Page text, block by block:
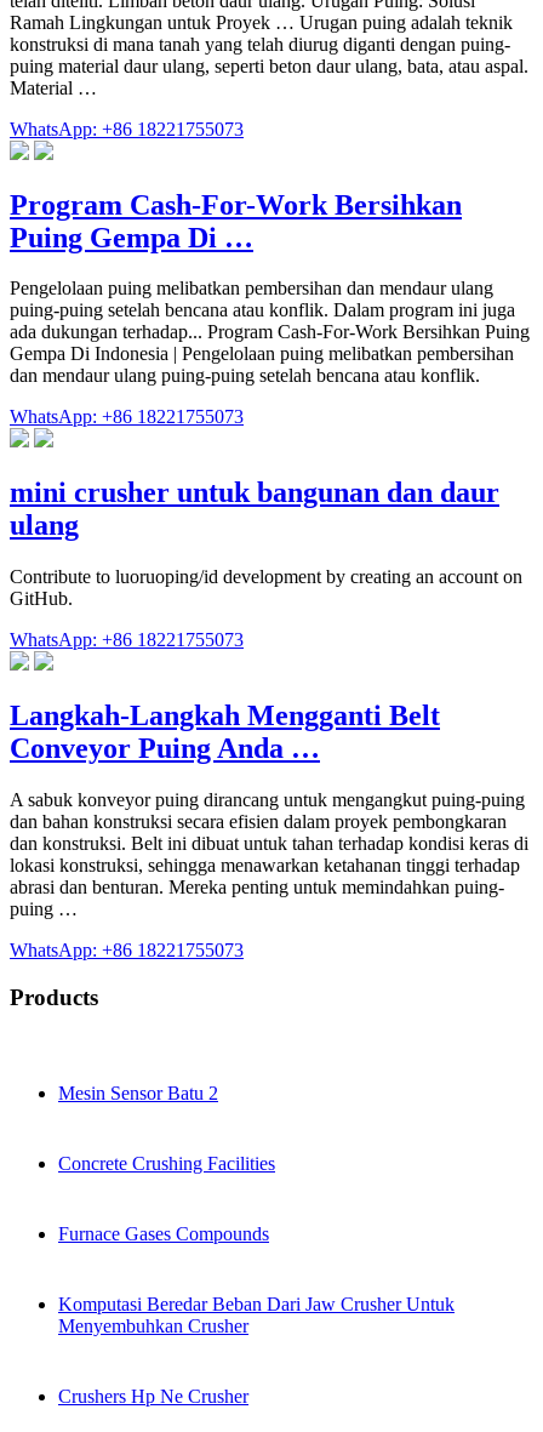
Ramah Lingkungan untuk Proyek … Urugan puing adalah teknik
konstruksi di mana tanah yang telah diurug diganti dengan puing-
puing material daur ulang, seperti beton daur ulang, bata, atau aspal.
Material …
WhatsApp: +86 18221755073
Program Cash-For-Work Bersihkan
Puing Gempa Di …
Pengelolaan puing melibatkan pembersihan dan mendaur ulang
puing-puing setelah bencana atau konflik. Dalam program ini juga
ada dukungan terhadap... Program Cash-For-Work Bersihkan Puing
Gempa Di Indonesia | Pengelolaan puing melibatkan pembersihan
dan mendaur ulang puing-puing setelah bencana atau konflik.
WhatsApp: +86 18221755073
mini crusher untuk bangunan dan daur
ulang
Contribute to luoruoping/id development by creating an account on
GitHub.
WhatsApp: +86 18221755073
Langkah-Langkah Mengganti Belt
Conveyor Puing Anda …
A sabuk konveyor puing dirancang untuk mengangkut puing-puing
dan bahan konstruksi secara efisien dalam proyek pembongkaran
dan konstruksi. Belt ini dibuat untuk tahan terhadap kondisi keras di
lokasi konstruksi, sehingga menawarkan ketahanan tinggi terhadap
abrasi dan benturan. Mereka penting untuk memindahkan puing-
puing …
WhatsApp: +86 18221755073
Products
Mesin Sensor Batu 2
Concrete Crushing Facilities
Furnace Gases Compounds
Komputasi Beredar Beban Dari Jaw Crusher Untuk
Menyembuhkan Crusher
Crushers Hp Ne Crusher